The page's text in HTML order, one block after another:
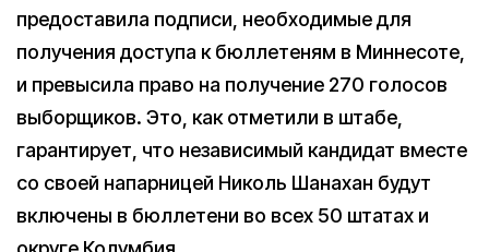
предоставила подписи, необходимые для
получения доступа к бюллетеням в Миннесоте,
и превысила право на получение 270 голосов
выборщиков. Это, как отметили в штабе,
гарантирует, что независимый кандидат вместе
со своей напарницей Николь Шанахан будут
включены в бюллетени во всех 50 штатах и